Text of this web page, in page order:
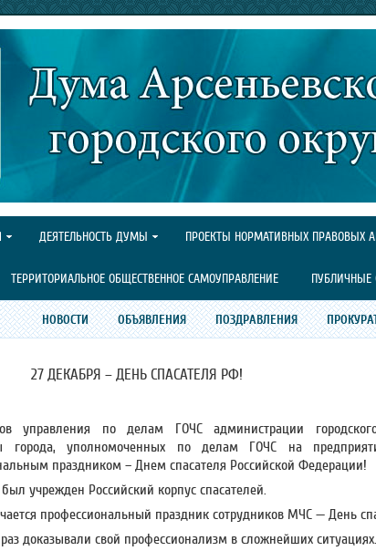
ДЕЯТЕЛЬНОСТЬ ДУМЫ ПРОЕКТЫ НОРМАТИВНЫХ ПРАВОВЫХ
ТЕРРИТОРИАЛЬНОЕ ОБЩЕСТВЕННОЕ САМОУПРАВЛЕНИЕ ПУБЛИЧНЫЕ
НОВОСТИ ОБЪЯВЛЕНИЯ ПОЗДРАВЛЕНИЯ
27 ДЕКАБРЯ – ДЕНЬ СПАСАТЕЛЯ РФ!
управления по делам ГОЧС администрации
города, уполномоченных по делам ГОЧС на
праздником – Днем спасателя Российской Федерации!
учрежден Российский корпус спасателей.
профессиональный праздник сотрудников МЧС — День
доказывали свой профессионализм в сложнейших ситуациях.